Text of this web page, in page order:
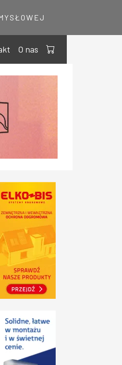
O nas